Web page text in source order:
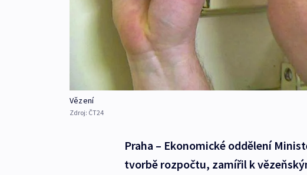
Vězení
Zdroj: ČT24
Praha – Ekonomické oddělení
tvorbě rozpočtu, zamířil k